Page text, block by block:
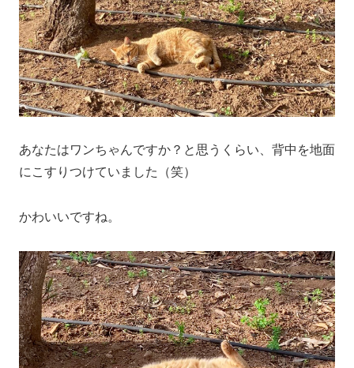
あなたはワンちゃんですか？と思うくらい、背中を地面
にこすりつけていました（笑）
かわいいですね。